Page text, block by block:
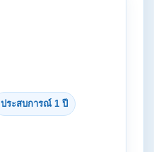
ประสบการณ์ 1 ปี